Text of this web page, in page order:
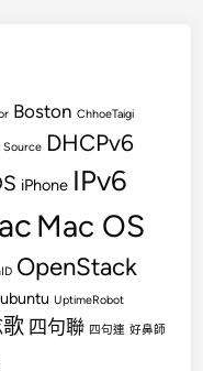
Boston ChhoeTaigi
Source DHCPv6
iPhone IPv6
Mac OS
OpenStack
ubuntu UptimeRobot
四句聯 四句連 好鼻師